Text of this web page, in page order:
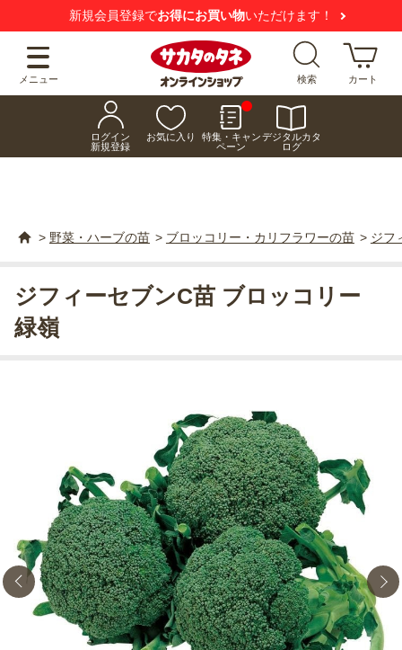
新規会員登録でお得にお買い物いただけます！
メニュー 検索 カート
ログイン
新規登録
お気に入り
特集・キャン
ペーン
デジタルカタ
ログ
> 野菜・ハーブの苗 > ブロッコリー・カリフラワーの苗 > ジフ
ジフィーセブンC苗 ブロッコリー
緑嶺